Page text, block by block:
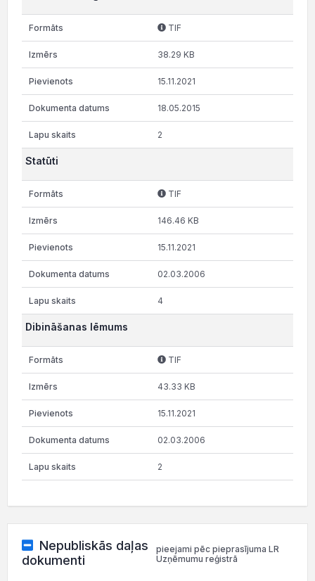
TIF
38.29 KB
15.11.2021
18.05.2015
2
Statūti
TIF
146.46 KB
15.11.2021
02.03.2006
4
Dibināšanas lēmums
TIF
43.33 KB
15.11.2021
02.03.2006
2
Nepubliskās daļas
dokumenti
pieejami pēc pieprasījuma LR
Uzņēmumu reģistrā